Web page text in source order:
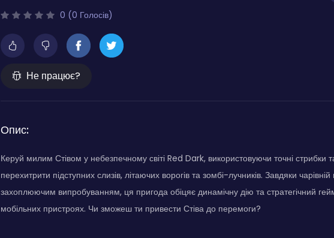
0 (0 Голосів)
Не працює?
Опис:
Керуй милим Стівом у небезпечному світі Red Dark, використовуючи точні стрибки
перехитрити підступних слизів, літаючих ворогів та зомбі-лучників. Завдяки чарівній
захоплюючим випробуванням, ця пригода обіцяє динамічну дію та стратегічний
мобільних пристроях. Чи зможеш ти привести Стіва до перемоги?